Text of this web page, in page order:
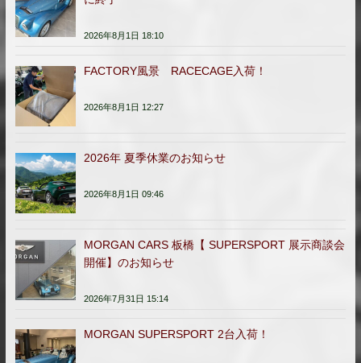
2026年8月1日 18:10
FACTORY風景 RACECAGE入荷！
2026年8月1日 12:27
2026年 夏季休業のお知らせ
2026年8月1日 09:46
MORGAN CARS 板橋【 SUPERSPORT 展示商談会
開催】のお知らせ
2026年7月31日 15:14
MORGAN SUPERSPORT 2台入荷！